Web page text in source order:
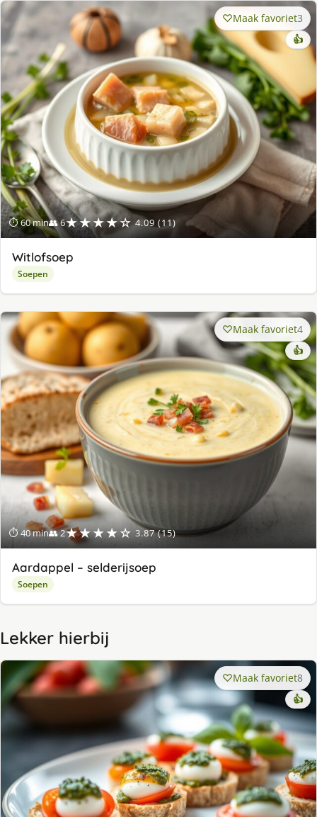
⏱ 60 min👥 6★★★★☆ 4.09 (11)
Maak favoriet3
👍
Witlofsoep
Soepen
⏱ 40 min👥 2★★★★☆ 3.87 (15)
Maak favoriet4
👍
Aardappel – selderijsoep
Soepen
Lekker hierbij
Maak favoriet8
👍